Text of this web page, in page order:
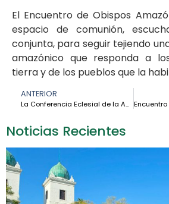
Noticias Recientes
El Encuentro de Obispos
espacio de comunión,
conjunta, para seguir tejiendo
amazónico que responda a
tierra y de los pueblos que la
ANTERIOR
La Conferencia Eclesial de la Amazonía avanza hacia su primer Plan Apostólico Sinodal con activa participación de la Iglesia local